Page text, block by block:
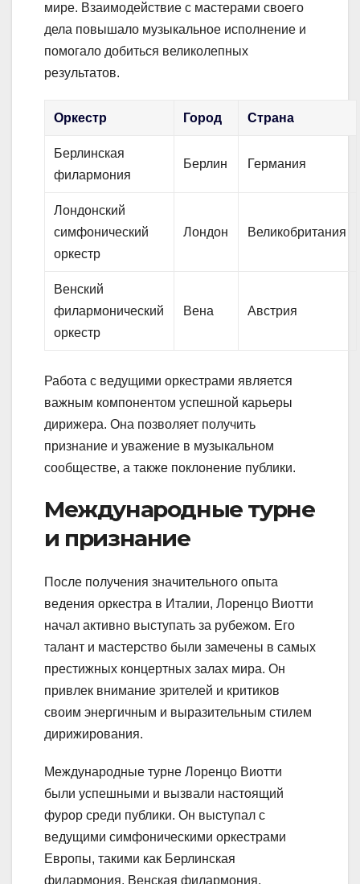
мире. Взаимодействие с мастерами своего
дела повышало музыкальное исполнение и
помогало добиться великолепных
результатов.
Оркестр Город Страна
Берлинская
филармония
Берлин Германия
Лондонский
симфонический
оркестр
Лондон Великобритания
Венский
филармонический
оркестр
Вена Австрия
Работа с ведущими оркестрами является
важным компонентом успешной карьеры
дирижера. Она позволяет получить
признание и уважение в музыкальном
сообществе, а также поклонение публики.
Международные турне
и признание
После получения значительного опыта
ведения оркестра в Италии, Лоренцо Виотти
начал активно выступать за рубежом. Его
талант и мастерство были замечены в самых
престижных концертных залах мира. Он
привлек внимание зрителей и критиков
своим энергичным и выразительным стилем
дирижирования.
Международные турне Лоренцо Виотти
были успешными и вызвали настоящий
фурор среди публики. Он выступал с
ведущими симфоническими оркестрами
Европы, такими как Берлинская
филармония, Венская филармония,